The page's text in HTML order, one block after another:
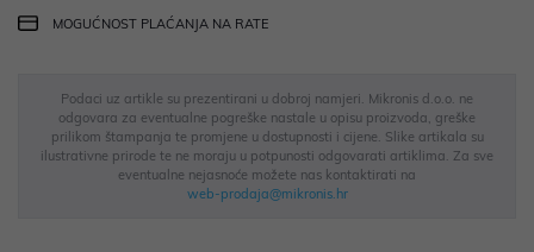
MOGUĆNOST PLAĆANJA NA RATE
Podaci uz artikle su prezentirani u dobroj namjeri. Mikronis d.o.o. ne
odgovara za eventualne pogreške nastale u opisu proizvoda, greške
prilikom štampanja te promjene u dostupnosti i cijene. Slike artikala su
ilustrativne prirode te ne moraju u potpunosti odgovarati artiklima. Za sve
eventualne nejasnoće možete nas kontaktirati na
web-prodaja@mikronis.hr